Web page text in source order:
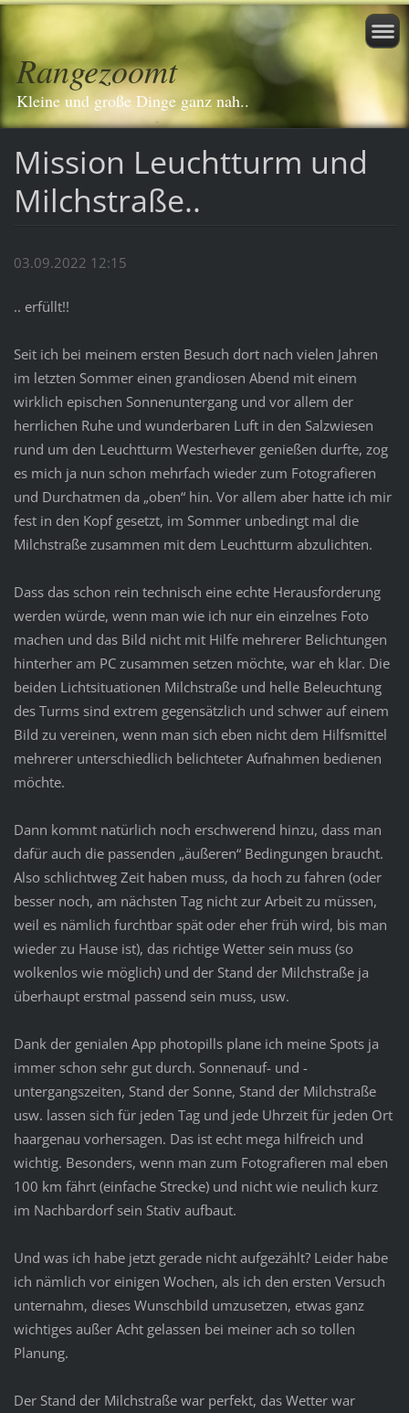
Rangezoomt
Kleine und große Dinge ganz nah..
Mission Leuchtturm und
Milchstraße..
03.09.2022 12:15
.. erfüllt!!
Seit ich bei meinem ersten Besuch dort nach vielen Jahren
im letzten Sommer einen grandiosen Abend mit einem
wirklich epischen Sonnenuntergang und vor allem der
herrlichen Ruhe und wunderbaren Luft in den Salzwiesen
rund um den Leuchtturm Westerhever genießen durfte, zog
es mich ja nun schon mehrfach wieder zum Fotografieren
und Durchatmen da „oben“ hin. Vor allem aber hatte ich mir
fest in den Kopf gesetzt, im Sommer unbedingt mal die
Milchstraße zusammen mit dem Leuchtturm abzulichten.
Dass das schon rein technisch eine echte Herausforderung
werden würde, wenn man wie ich nur ein einzelnes Foto
machen und das Bild nicht mit Hilfe mehrerer Belichtungen
hinterher am PC zusammen setzen möchte, war eh klar. Die
beiden Lichtsituationen Milchstraße und helle Beleuchtung
des Turms sind extrem gegensätzlich und schwer auf einem
Bild zu vereinen, wenn man sich eben nicht dem Hilfsmittel
mehrerer unterschiedlich belichteter Aufnahmen bedienen
möchte.
Dann kommt natürlich noch erschwerend hinzu, dass man
dafür auch die passenden „äußeren“ Bedingungen braucht.
Also schlichtweg Zeit haben muss, da hoch zu fahren (oder
besser noch, am nächsten Tag nicht zur Arbeit zu müssen,
weil es nämlich furchtbar spät oder eher früh wird, bis man
wieder zu Hause ist), das richtige Wetter sein muss (so
wolkenlos wie möglich) und der Stand der Milchstraße ja
überhaupt erstmal passend sein muss, usw.
Dank der genialen App photopills plane ich meine Spots ja
immer schon sehr gut durch. Sonnenauf- und -
untergangszeiten, Stand der Sonne, Stand der Milchstraße
usw. lassen sich für jeden Tag und jede Uhrzeit für jeden Ort
haargenau vorhersagen. Das ist echt mega hilfreich und
wichtig. Besonders, wenn man zum Fotografieren mal eben
100 km fährt (einfache Strecke) und nicht wie neulich kurz
im Nachbardorf sein Stativ aufbaut.
Und was ich habe jetzt gerade nicht aufgezählt? Leider habe
ich nämlich vor einigen Wochen, als ich den ersten Versuch
unternahm, dieses Wunschbild umzusetzen, etwas ganz
wichtiges außer Acht gelassen bei meiner ach so tollen
Planung.
Der Stand der Milchstraße war perfekt, das Wetter war